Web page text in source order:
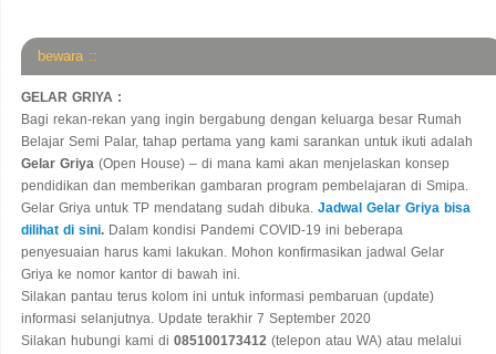
bewara ::
GELAR GRIYA :
Bagi rekan-rekan yang ingin bergabung dengan keluarga besar Rumah
Belajar Semi Palar, tahap pertama yang kami sarankan untuk ikuti adalah
Gelar Griya (Open House) – di mana kami akan menjelaskan konsep
pendidikan dan memberikan gambaran program pembelajaran di Smipa.
Gelar Griya untuk TP mendatang sudah dibuka. Jadwal Gelar Griya bisa
dilihat di sini. Dalam kondisi Pandemi COVID-19 ini beberapa
penyesuaian harus kami lakukan. Mohon konfirmasikan jadwal Gelar
Griya ke nomor kantor di bawah ini.
Silakan pantau terus kolom ini untuk informasi pembaruan (update)
informasi selanjutnya. Update terakhir 7 September 2020
Silakan hubungi kami di 085100173412 (telepon atau WA) atau melalui